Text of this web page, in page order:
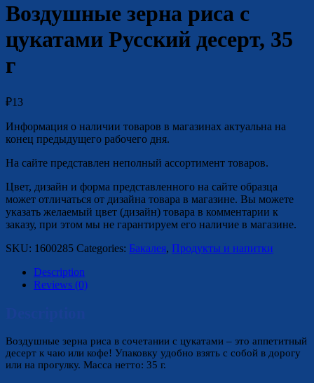
Воздушные зерна риса с
цукатами Русский десерт, 35
г
₽13
Информация о наличии товаров в магазинах актуальна на
конец предыдущего рабочего дня.
На сайте представлен неполный ассортимент товаров.
Цвет, дизайн и форма представленного на сайте образца
может отличаться от дизайна товара в магазине. Вы можете
указать желаемый цвет (дизайн) товара в комментарии к
заказу, при этом мы не гарантируем его наличие в магазине.
SKU: 1600285 Categories: Бакалея, Продукты и напитки
Description
Reviews (0)
Воздушные зерна риса в сочетании с цукатами – это аппетитный
десерт к чаю или кофе! Упаковку удобно взять с собой в дорогу
или на прогулку. Масса нетто: 35 г.